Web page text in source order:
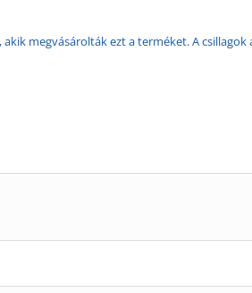
megvásárolták ezt a terméket. A